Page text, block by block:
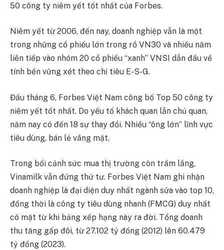
50 công ty niêm yết tốt nhất của Forbes.
Niêm yết từ 2006, đến nay, doanh nghiệp vẫn là một
trong những cổ phiếu lớn trong rổ VN30 và nhiều năm
liên tiếp vào nhóm 20 cổ phiếu “xanh” VNSI dẫn đầu về
tính bền vững xét theo chỉ tiêu E-S-G.
Đầu tháng 6, Forbes Việt Nam công bố Top 50 công ty
niêm yết tốt nhất. Do yếu tố khách quan lẫn chủ quan,
năm nay có đến 18 sự thay đổi. Nhiều “ông lớn” lĩnh vực
tiêu dùng, bán lẻ vắng mặt.
Trong bối cảnh sức mua thị trường còn trầm lắng,
Vinamilk vẫn đứng thứ tư. Forbes Việt Nam ghi nhận
doanh nghiệp là đại diện duy nhất ngành sữa vào top 10,
đồng thời là công ty tiêu dùng nhanh (FMCG) duy nhất
có mặt từ khi bảng xếp hạng này ra đời. Tổng doanh
thu tăng gấp đôi, từ 27.102 tỷ đồng (2012) lên 60.479
tỷ đồng (2023).